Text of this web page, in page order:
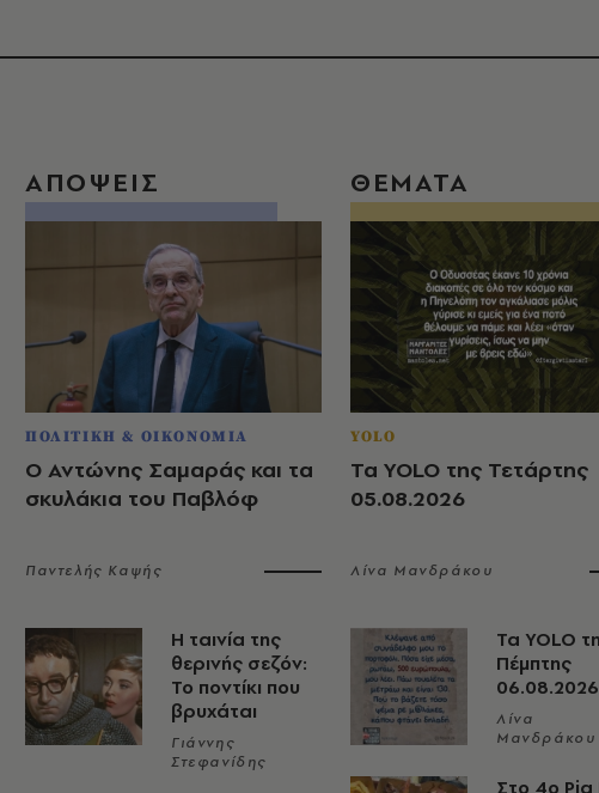
ΑΠΟΨΕΙΣ
ΠΟΛΙΤΙΚΗ & ΟΙΚΟΝΟΜΙΑ
Ο Αντώνης Σαμαράς και τα
σκυλάκια του Παβλόφ
Παντελής Καψής
Η ταινία της
θερινής σεζόν:
Το ποντίκι που
βρυχάται
Γιάννης
Στεφανίδης
ΘΕΜΑΤΑ
YOLO
Τα YOLO της Τετάρτης
05.08.2026
Λίνα Μανδράκου
Τα YOLO
Πέμπτης
06.08.2026
Λίνα
Μανδράκου
Στο 4ο Pig